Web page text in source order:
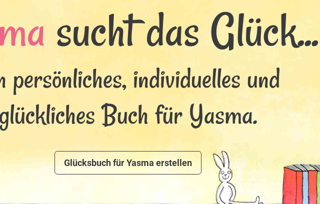
sucht das Glück...
persönliches, individuelles und
Buch für Yasma.
Glücksbuch für Yasma erstellen